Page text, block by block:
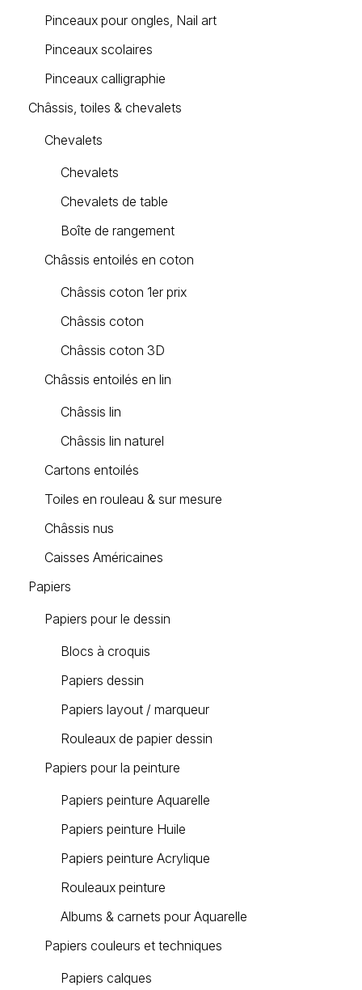
Pinceaux pour ongles, Nail art
Pinceaux scolaires
Pinceaux calligraphie
Châssis, toiles & chevalets
Chevalets
Chevalets
Chevalets de table
Boîte de rangement
Châssis entoilés en coton
Châssis coton 1er prix
Châssis coton
Châssis coton 3D
Châssis entoilés en lin
Châssis lin
Châssis lin naturel
Cartons entoilés
Toiles en rouleau & sur mesure
Châssis nus
Caisses Américaines
Papiers
Papiers pour le dessin
Blocs à croquis
Papiers dessin
Papiers layout / marqueur
Rouleaux de papier dessin
Papiers pour la peinture
Papiers peinture Aquarelle
Papiers peinture Huile
Papiers peinture Acrylique
Rouleaux peinture
Albums & carnets pour Aquarelle
Papiers couleurs et techniques
Papiers calques